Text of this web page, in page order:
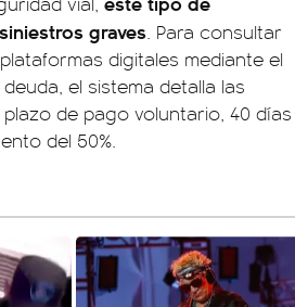
graves. Para consultar
digitales mediante el
el sistema detalla las
de pago voluntario, 40 días
del 50%.